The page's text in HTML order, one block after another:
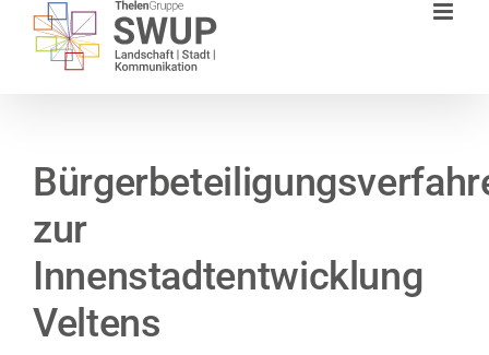
Zum
Inhalt
zur
Innenstadtentwicklung
Veltens